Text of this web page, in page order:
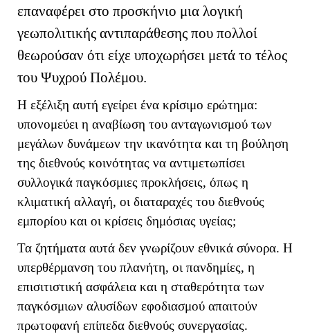
επαναφέρει στο προσκήνιο μια λογική
γεωπολιτικής αντιπαράθεσης που πολλοί
θεωρούσαν ότι είχε υποχωρήσει μετά το τέλος
του Ψυχρού Πολέμου.
Η εξέλιξη αυτή εγείρει ένα κρίσιμο ερώτημα:
υπονομεύει η αναβίωση του ανταγωνισμού των
μεγάλων δυνάμεων την ικανότητα και τη βούληση
της διεθνούς κοινότητας να αντιμετωπίσει
συλλογικά παγκόσμιες προκλήσεις, όπως η
κλιματική αλλαγή, οι διαταραχές του διεθνούς
εμπορίου και οι κρίσεις δημόσιας υγείας;
Τα ζητήματα αυτά δεν γνωρίζουν εθνικά σύνορα. Η
υπερθέρμανση του πλανήτη, οι πανδημίες, η
επισιτιστική ασφάλεια και η σταθερότητα των
παγκόσμιων αλυσίδων εφοδιασμού απαιτούν
πρωτοφανή επίπεδα διεθνούς συνεργασίας.